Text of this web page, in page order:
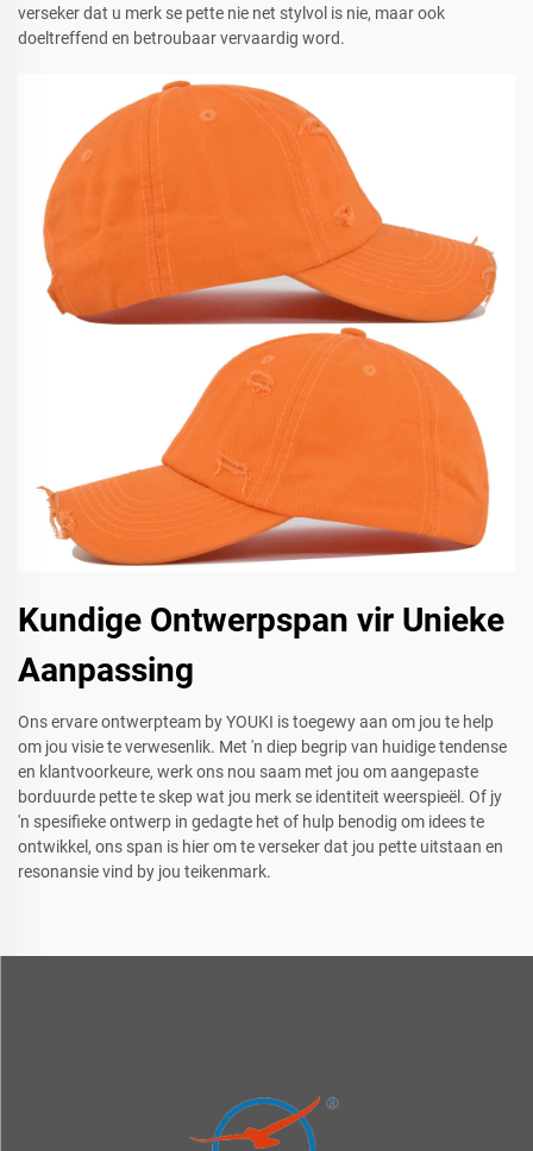
verseker dat u merk se pette nie net stylvol is nie, maar ook
doeltreffend en betroubaar vervaardig word.
Kundige Ontwerpspan vir Unieke
Aanpassing
Ons ervare ontwerpteam by YOUKI is toegewy aan om jou te help
om jou visie te verwesenlik. Met 'n diep begrip van huidige tendense
en klantvoorkeure, werk ons nou saam met jou om aangepaste
borduurde pette te skep wat jou merk se identiteit weerspieël. Of jy
'n spesifieke ontwerp in gedagte het of hulp benodig om idees te
ontwikkel, ons span is hier om te verseker dat jou pette uitstaan en
resonansie vind by jou teikenmark.